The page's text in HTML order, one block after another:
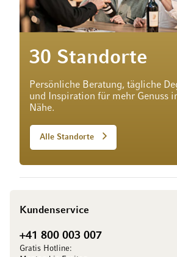
30 Standorte
Persönliche Beratung, tägliche
und Inspiration für mehr Genuss
Nähe.
Alle Standorte
Kundenservice
+41 800 003 007
Gratis Hotline: